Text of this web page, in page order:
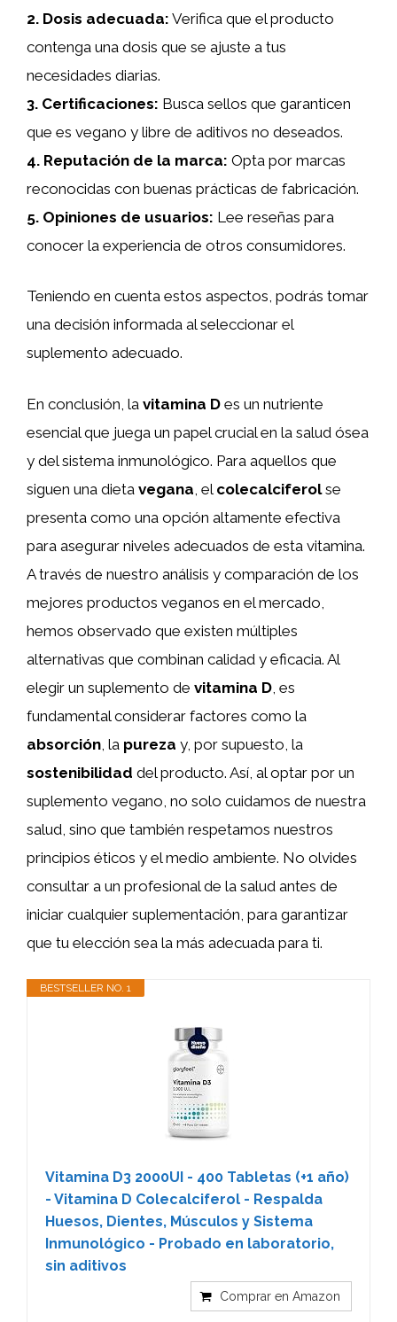
2. Dosis adecuada: Verifica que el producto
contenga una dosis que se ajuste a tus
necesidades diarias.
3. Certificaciones: Busca sellos que garanticen
que es vegano y libre de aditivos no deseados.
4. Reputación de la marca: Opta por marcas
reconocidas con buenas prácticas de fabricación.
5. Opiniones de usuarios: Lee reseñas para
conocer la experiencia de otros consumidores.
Teniendo en cuenta estos aspectos, podrás tomar
una decisión informada al seleccionar el
suplemento adecuado.
En conclusión, la vitamina D es un nutriente
esencial que juega un papel crucial en la salud ósea
y del sistema inmunológico. Para aquellos que
siguen una dieta vegana , el colecalciferolse
presenta como una opción altamente efectiva
para asegurar niveles adecuados de esta vitamina.
A través de nuestro análisis y comparación de los
mejores productos veganos en el mercado,
hemos observado que existen múltiples
alternativas que combinan calidad y eficacia. Al
elegir un suplemento de vitamina D , es
fundamental considerar factores como la
absorción , la pureza y, por supuesto, la
sostenibilidad del producto. Así, al optar por un
suplemento vegano, no solo cuidamos de nuestra
salud, sino que también respetamos nuestros
principios éticos y el medio ambiente. No olvides
consultar a un profesional de la salud antes de
iniciar cualquier suplementación, para garantizar
que tu elección sea la más adecuada para ti.
BESTSELLER NO. 1
Vitamina D3 2000UI - 400 Tabletas (+1 año)
- Vitamina D Colecalciferol - Respalda
Huesos, Dientes, Músculos y Sistema
Inmunológico - Probado en laboratorio,
sin aditivos
Comprar en Amazon